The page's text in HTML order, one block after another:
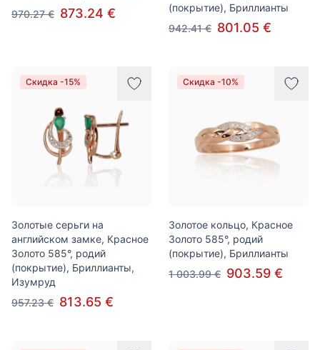
970.27 € 873.24 €
(покрытие), Бриллианты
942.41 € 801.05 €
Скидка -15%
Золотые серьги на
английском замке, Красное
Золото 585°, родий
(покрытие), Бриллианты,
Изумруд
957.23 € 813.65 €
Скидка -10%
Золотое кольцо, Красное
Золото 585°, родий
(покрытие), Бриллианты
1 003.99 € 903.59 €